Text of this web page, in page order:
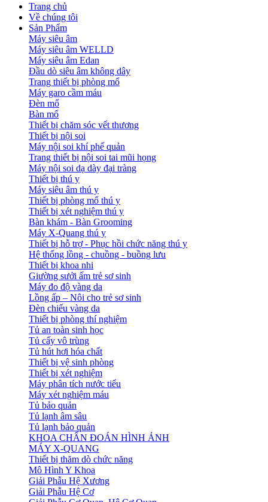
Trang chủ
Về chúng tôi
Sản Phẩm
Máy siêu âm
Máy siêu âm WELLD
Máy siêu âm Edan
Đầu dò siêu âm không dây
Trang thiết bị phòng mổ
Máy garo cầm máu
Đèn mổ
Bàn mổ
Thiết bị chăm sóc vết thương
Thiết bị nội soi
Máy nội soi khí phế quản
Trang thiết bị nội soi tai mũi họng
Máy nội soi dạ dày đại tràng
Thiết bị thú y
Máy siêu âm thú y
Thiết bị phòng mổ thú y
Thiết bị xét nghiệm thú y
Bàn khám - Bàn Grooming
Máy X-Quang thú y
Thiết bị hỗ trợ - Phục hồi chức năng thú y
Hệ thống lồng - chuồng - buồng lưu
Thiết bị khoa nhi
Giường sưởi ấm trẻ sơ sinh
Máy đo độ vàng da
Lồng ấp – Nôi cho trẻ sơ sinh
Đèn chiếu vàng da
Thiết bị phòng thí nghiệm
Tủ an toàn sinh học
Tủ cấy vô trùng
Tủ hút hơi hóa chất
Thiết bị vệ sinh phòng
Thiết bị xét nghiệm
Máy phân tích nước tiểu
Máy xét nghiệm máu
Tủ bảo quản
Tủ lạnh âm sâu
Tủ lạnh bảo quản
KHOA CHẨN ĐOÁN HÌNH ẢNH
MÁY X-QUANG
Thiết bị thăm dò chức năng
Mô Hình Y Khoa
Giải Phẫu Hệ Xương
Giải Phẫu Hệ Cơ